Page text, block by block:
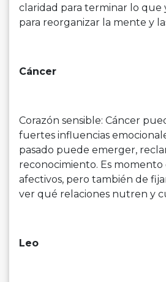
claridad para terminar lo que
para reorganizar la mente y
Cáncer
Corazón sensible: Cáncer
fuertes influencias
pasado puede emerger,
reconocimiento. Es momento
afectivos, pero también de
ver qué relaciones nutren y
Leo